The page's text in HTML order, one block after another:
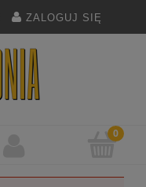
ZALOGUJ SIĘ